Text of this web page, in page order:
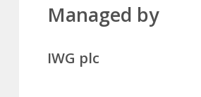
Managed by
IWG plc